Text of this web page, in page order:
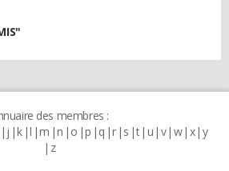
des membres :
j k l m n o p q r s t u v w x y
z